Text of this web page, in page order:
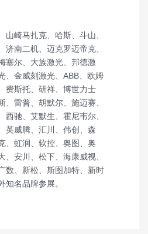
山崎马扎克、哈斯、斗山、
济南二机、迈克罗迈帝克、
塞尔、大族激光、邦德激
、金威刻激光、ABB、欧姆
费斯托、研祥、博世力士
、雷普、胡默尔、施迈赛、
西驰、艾默生、霍尼韦尔、
英威腾、汇川、伟创、森
、虹润、软控、奥图、奥
、安川、松下、海康威视、
数、新松、斯图加特、新时
知名品牌参展。